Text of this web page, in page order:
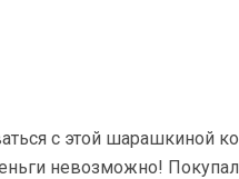
с этой шарашкиной
невозможно!